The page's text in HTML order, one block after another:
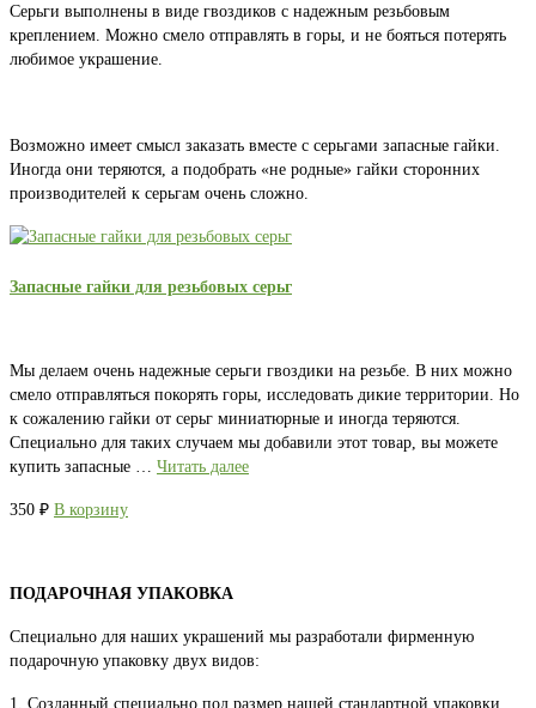
Серьги выполнены в виде гвоздиков с надежным резьбовым
креплением. Можно смело отправлять в горы, и не бояться потерять
любимое украшение.
Возможно имеет смысл заказать вместе с серьгами запасные гайки.
Иногда они теряются, а подобрать «не родные» гайки сторонних
производителей к серьгам очень сложно.
Запасные гайки для резьбовых серьг
Мы делаем очень надежные серьги гвоздики на резьбе. В них можно
смело отправляться покорять горы, исследовать дикие территории. Но
к сожалению гайки от серьг миниатюрные и иногда теряются.
Специально для таких случаем мы добавили этот товар, вы можете
купить запасные … Читать далее
350 ₽ В корзину
ПОДАРОЧНАЯ УПАКОВКА
Специально для наших украшений мы разработали фирменную
подарочную упаковку двух видов:
1. Созданный специально под размер нашей стандартной упаковки